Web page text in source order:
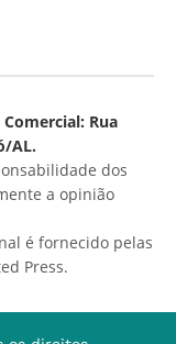
Rua
AL.
dos
a opinião
é fornecido pelas
Press.